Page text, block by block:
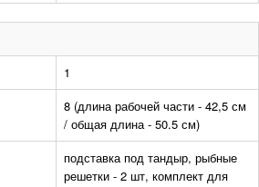
1
8 (длина рабочей части - 42,5 см
/ общая длина - 50.5 см)
подставка под тандыр, рыбные
решетки - 2 шт, комплект для